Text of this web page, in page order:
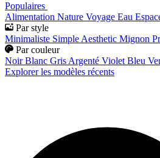
Populaires
Alimentation Nature Voyage Eau
Par style
Minimaliste Simple Aesthetic Mignon
Par couleur
Noir Blanc Gris Argenté Violet Bleu
Explorer les modèles récents